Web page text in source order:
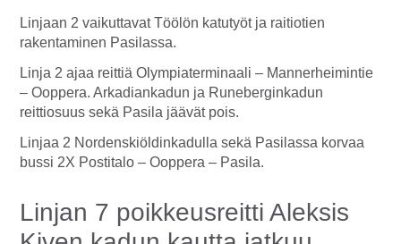
Linjaan 2 vaikuttavat Töölön katutyöt ja raitiotien
rakentaminen Pasilassa.
Linja 2 ajaa reittiä Olympiaterminaali – Mannerheimintie
– Ooppera. Arkadiankadun ja Runeberginkadun
reittiosuus sekä Pasila jäävät pois.
Linjaa 2 Nordenskiöldinkadulla sekä Pasilassa korvaa
bussi 2X Postitalo – Ooppera – Pasila.
Linjan 7 poikkeusreitti Aleksis